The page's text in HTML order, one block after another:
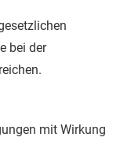
bei der
mit Wirkung